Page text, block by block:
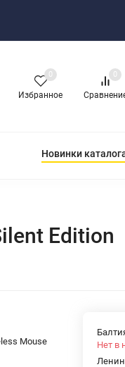
Избранное
0 0
Новинки
Edition
Mouse
Нет в